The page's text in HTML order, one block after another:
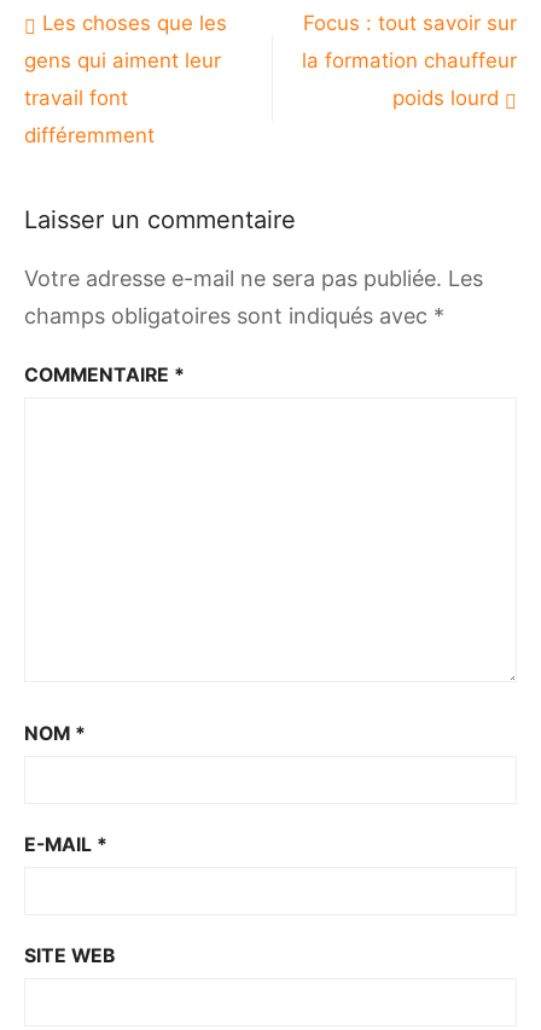
Navigation
de
l’article
Les choses que les
gens qui aiment leur
travail font
différemment
Focus : tout savoir sur
la formation chauffeur
poids lourd
Laisser un commentaire
Votre adresse e-mail ne sera pas publiée. Les
champs obligatoires sont indiqués avec *
COMMENTAIRE *
NOM *
E-MAIL *
SITE WEB